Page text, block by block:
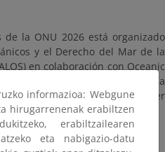
la ONU 2026 está organizado
y el Derecho del Mar de la
en colaboración con Oceanic
aprender más sobre el Día
y celebraciones, o leer
los océanos.
informazioa: Webgune
hirugarrenenak erabiltzen
erabiltzailearen
eta nabigazio-datu